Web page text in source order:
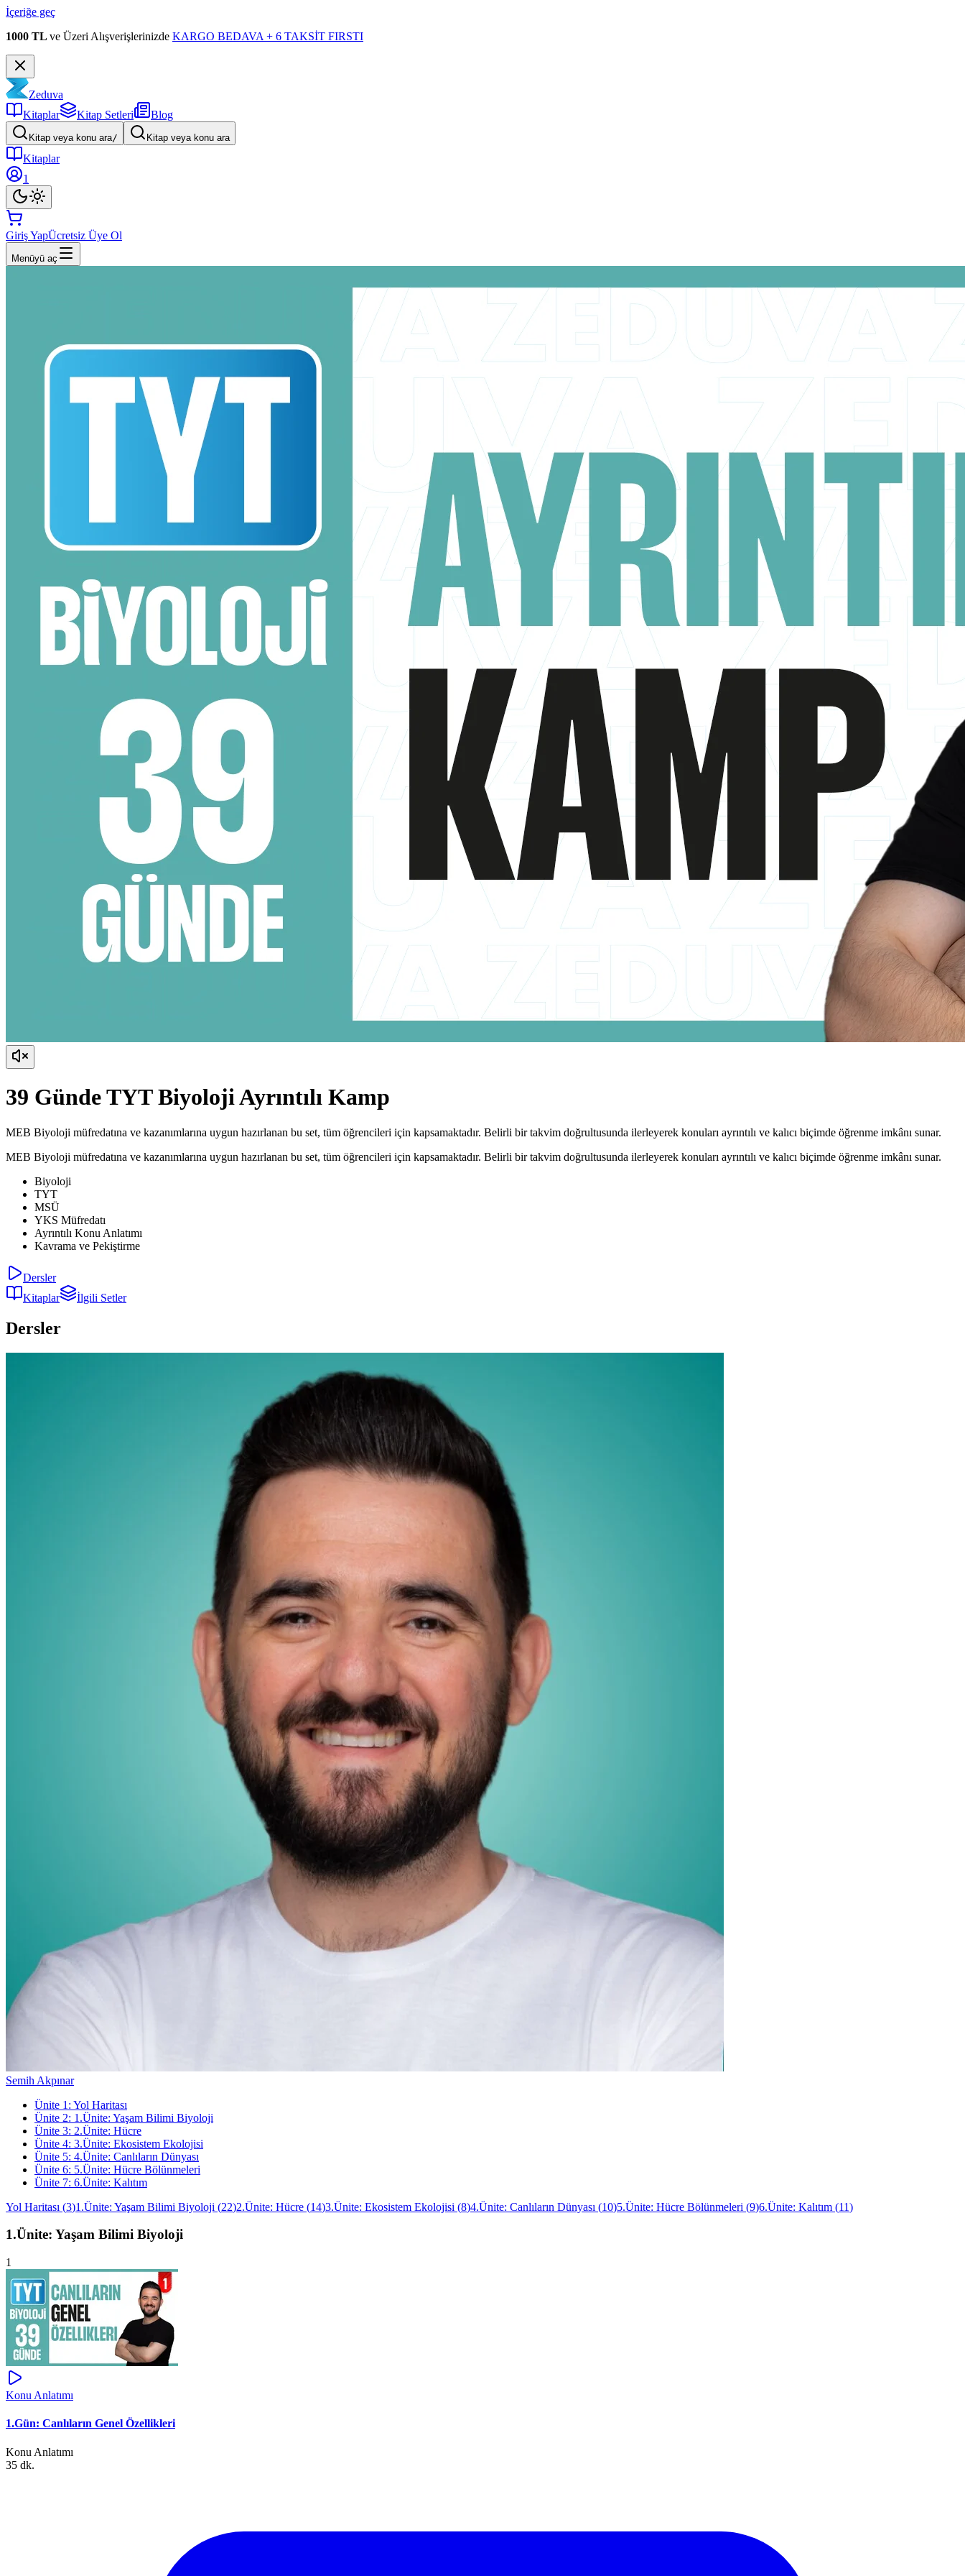
İçeriğe geç
1000 TL ve Üzeri Alışverişlerinizde KARGO BEDAVA + 6 TAKSİT FIRSTI
Zeduva
Kitaplar
Kitap Setleri Blog
Kitap veya konu ara/ Kitap veya konu ara
Kitaplar
1
Giriş YapÜcretsiz Üye Ol
Menüyü aç
39 Günde TYT Biyoloji Ayrıntılı Kamp
MEB Biyoloji müfredatına ve kazanımlarına uygun hazırlanan bu set, tüm öğrencileri için kapsamaktadır. Belirli bir takvim doğrultusunda ilerleyerek konuları ayrıntılı ve kalıcı biçimde öğrenme imkânı sunar.
MEB Biyoloji müfredatına ve kazanımlarına uygun hazırlanan bu set, tüm öğrencileri için kapsamaktadır. Belirli bir takvim doğrultusunda ilerleyerek konuları ayrıntılı ve kalıcı biçimde öğrenme imkânı sunar.
Biyoloji
TYT
MSÜ
YKS Müfredatı
Ayrıntılı Konu Anlatımı
Kavrama ve Pekiştirme
Dersler
Kitaplar
İlgili Setler
Dersler
Semih Akpınar
Ünite 1 : Yol Haritası
Ünite 2: 1.Ünite: Yaşam Bilimi Biyoloji
Ünite 3: 2.Ünite: Hücre
Ünite 4: 3.Ünite: Ekosistem Ekolojisi
Ünite 5: 4.Ünite: Canlıların Dünyası
Ünite 6: 5.Ünite: Hücre Bölünmeleri
Ünite 7: 6.Ünite: Kalıtım
Yol Haritası (3)1.Ünite: Yaşam Bilimi Biyoloji (22)2.Ünite: Hücre (14)3.Ünite: Ekosistem Ekolojisi (8)4.Ünite: Canlıların Dünyası (10)5.Ünite: Hücre Bölünmeleri (9)6.Ünite: Kalıtım (11)
1.Ünite: Yaşam Bilimi Biyoloji
1
Konu Anlatımı
1.Gün: Canlıların Genel Özellikleri
Konu Anlatımı
35 dk.